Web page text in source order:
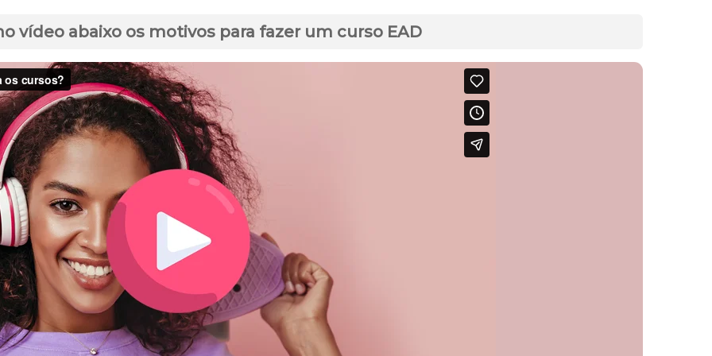
vídeo abaixo os motivos para fazer um curso EAD